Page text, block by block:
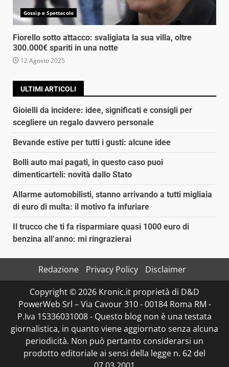
Gossip e Spettacolo
Fiorello sotto attacco: svaligiata la sua villa, oltre
300.000€ spariti in una notte
12 Agosto 2025
ULTIMI ARTICOLI
Gioielli da incidere: idee, significati e consigli per
scegliere un regalo davvero personale
Bevande estive per tutti i gusti: alcune idee
Bolli auto mai pagati, in questo caso puoi
dimenticarteli: novità dallo Stato
Allarme automobilisti, stanno arrivando a tutti migliaia
di euro di multa: il motivo fa infuriare
Il trucco che ti fa risparmiare quasi 1000 euro di
benzina all’anno: mi ringrazierai
Redazione Privacy Policy
Disclaimer
Copyright © 2026 Kronic.it proprietà di D&D
PowerWeb Srl – Via Cavour 310 - 00184 Roma RM -
P.Iva 15336031008 - Questo blog non è una testata
giornalistica, in quanto viene aggiornato senza alcuna
periodicità. Non può pertanto considerarsi un
prodotto editoriale ai sensi della legge n. 62 del